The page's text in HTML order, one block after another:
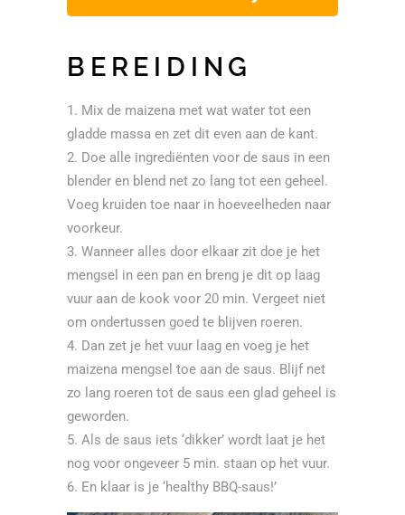
BEREIDING
Mix de maizena met wat water tot een
gladde massa en zet dit even aan de kant.
Doe alle ingrediënten voor de saus in een
blender en blend net zo lang tot een geheel.
Voeg kruiden toe naar in hoeveelheden naar
voorkeur.
Wanneer alles door elkaar zit doe je het
mengsel in een pan en breng je dit op laag
vuur aan de kook voor 20 min. Vergeet niet
om ondertussen goed te blijven roeren.
Dan zet je het vuur laag en voeg je het
maizena mengsel toe aan de saus. Blijf net
zo lang roeren tot de saus een glad geheel is
geworden.
Als de saus iets ‘dikker’ wordt laat je het
nog voor ongeveer 5 min. staan op het vuur.
En klaar is je ‘healthy BBQ-saus!’